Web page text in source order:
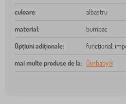
culoare: albastru
material: bumbac
Opțiuni adiționale: funcțional,
mai multe produse de la: Ourbaby®